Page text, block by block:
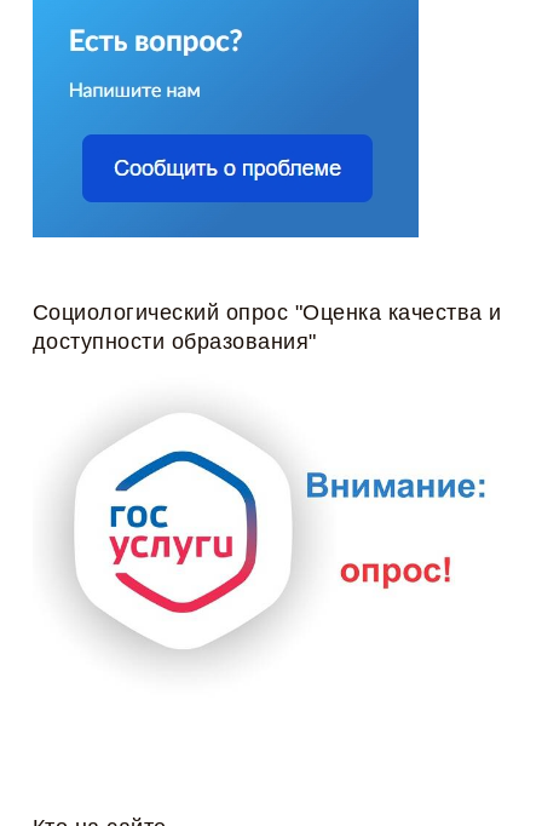
Социологический опрос "Оценка качества и
доступности образования"